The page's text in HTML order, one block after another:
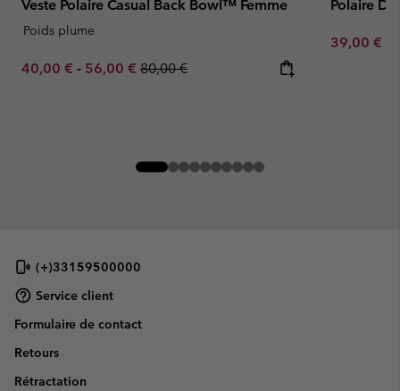
Veste Polaire Casual Back Bowl™ Femme
Poids plume
Minimum sale price:
40,00 € - Maximum sale price:
56,00 € Regular price:
80,00 €
Polaire
Minimum
39,00 €
(+)33159500000
Service client
Formulaire de contact
Retours
Rétractation